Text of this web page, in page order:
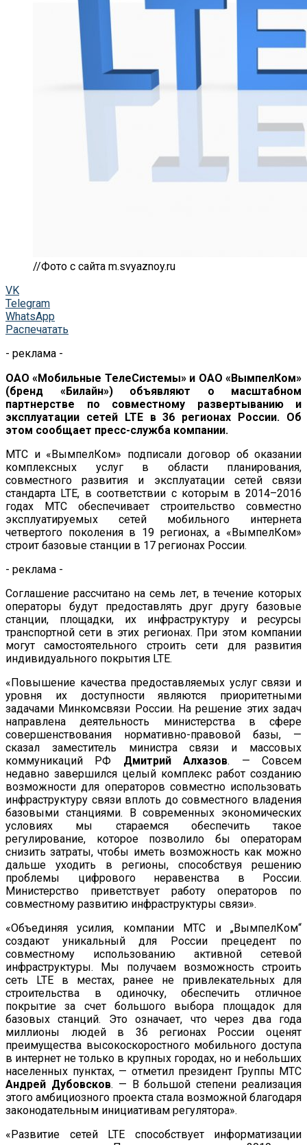
//Фото с сайта m.svyaznoy.ru
VK
Telegram
WhatsApp
Распечатать
- реклама -
ОАО «Мобильные ТелеСистемы» и ОАО «ВымпелКом»
(бренд «Билайн») объявляют о масштабном
партнерстве по совместному развертыванию и
эксплуатации сетей LTE в 36 регионах России. Об
этом сообщает пресс-служба компании.
МТС и «ВымпелКом» подписали договор об оказании
комплексных услуг в области планирования,
совместного развития и эксплуатации сетей связи
стандарта LTE, в соответствии с которым в 2014–2016
годах МТС обеспечивает строительство совместно
эксплуатируемых сетей мобильного интернета
четвертого поколения в 19 регионах, а «ВымпелКом»
строит базовые станции в 17 регионах России.
- реклама -
Соглашение рассчитано на семь лет, в течение которых
операторы будут предоставлять друг другу базовые
станции, площадки, их инфраструктуру и ресурсы
транспортной сети в этих регионах. При этом компании
могут самостоятельного строить сети для развития
индивидуального покрытия LTE.
«Повышение качества предоставляемых услуг связи и
уровня их доступности являются приоритетными
задачами Минкомсвязи России. На решение этих задач
направлена деятельность министерства в сфере
совершенствования нормативно-правовой базы, —
сказал заместитель министра связи и массовых
коммуникаций РФ Дмитрий Алхазов. — Совсем
недавно завершился целый комплекс работ созданию
возможности для операторов совместно использовать
инфраструктуру связи вплоть до совместного владения
базовыми станциями. В современных экономических
условиях мы стараемся обеспечить такое
регулирование, которое позволило бы операторам
снизить затраты, чтобы иметь возможность как можно
дальше уходить в регионы, способствуя решению
проблемы цифрового неравенства в России.
Министерство приветствует работу операторов по
совместному развитию инфраструктуры связи».
«Объединяя усилия, компании МТС и „ВымпелКом“
создают уникальный для России прецедент по
совместному использованию активной сетевой
инфраструктуры. Мы получаем возможность строить
сеть LTE в местах, ранее не привлекательных для
строительства в одиночку, обеспечить отличное
покрытие за счет большого выбора площадок для
базовых станций. Это означает, что через два года
миллионы людей в 36 регионах России оценят
преимущества высокоскоростного мобильного доступа
в интернет не только в крупных городах, но и небольших
населенных пунктах, — отметил президент Группы МТС
Андрей Дубовсков. — В большой степени реализация
этого амбициозного проекта стала возможной благодаря
законодательным инициативам регулятора».
«Развитие сетей LTE способствует информатизации